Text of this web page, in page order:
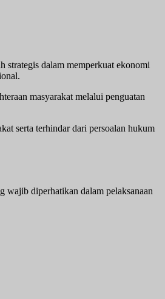
strategis dalam memperkuat ekonomi
masyarakat melalui penguatan
serta terhindar dari persoalan hukum
wajib diperhatikan dalam pelaksanaan